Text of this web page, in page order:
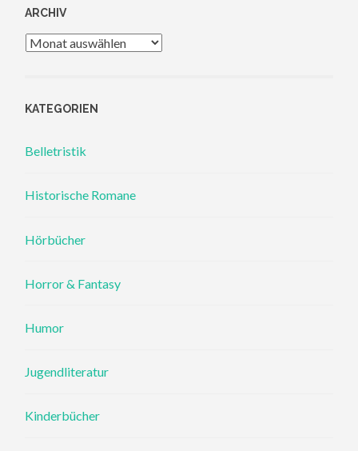
ARCHIV
Archiv
KATEGORIEN
Belletristik
Historische Romane
Hörbücher
Horror & Fantasy
Humor
Jugendliteratur
Kinderbücher